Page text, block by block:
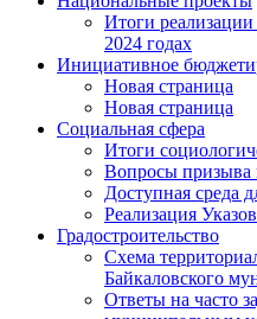
Итоги
2024 годах
Инициативное
Новая страница
Новая страница
Социальная сфера
Итоги
Вопросы призыва
Доступная среда
Реализация
Градостроительство
Схема
Байкаловского
Ответы на часто